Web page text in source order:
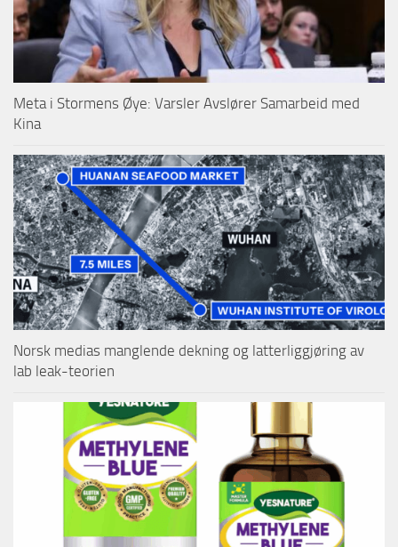
Meta i Stormens Øye: Varsler Avslører Samarbeid med
Kina
Norsk medias manglende dekning og latterliggjøring av
lab leak-teorien